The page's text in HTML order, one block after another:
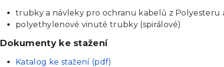
trubky a návleky pro ochranu kabelů z Polyesteru
polyethylenové vinuté trubky (spirálové)
Dokumenty ke stažení
Katalog ke stažení (pdf)